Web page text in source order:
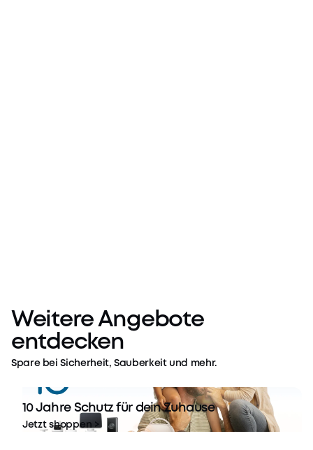
Weitere Angebote
entdecken
Spare bei Sicherheit, Sauberkeit und mehr.
10 Jahre Schutz für dein Zuhause
Jetzt shoppen >